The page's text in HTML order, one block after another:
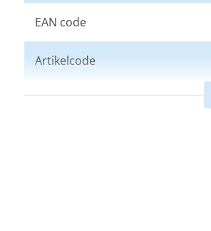
EAN code
Artikelcode
Drijfvermogen